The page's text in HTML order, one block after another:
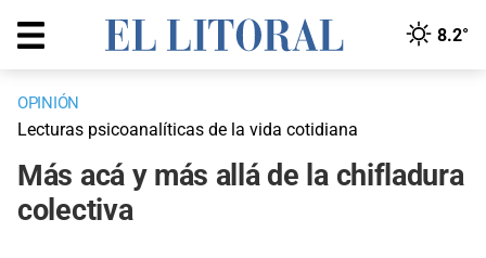
8.2°
OPINIÓN
Lecturas psicoanalíticas de la vida cotidiana
Más acá y más allá de la chifladura
colectiva